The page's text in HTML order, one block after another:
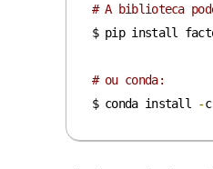
# A biblioteca
$ pip install
# ou conda:
$ conda install -